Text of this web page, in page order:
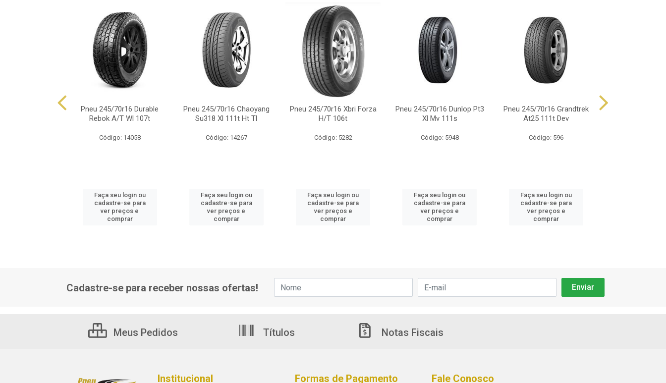
Pneu 245/70r16 Durable
Rebok A/T Wl 107t
Código: 14058
Faça seu login ou
cadastre-se para
ver preços e
comprar
Pneu 245/70r16 Chaoyang
Su318 Xl 111t Ht Tl
Código: 14267
Faça seu login ou
cadastre-se para
ver preços e
comprar
Pneu 245/70r16 Xbri Forza
H/T 106t
Código: 5282
Faça seu login ou
cadastre-se para
ver preços e
comprar
Pneu 245/70r16 Dunlop Pt3
Xl Mv 111s
Código: 5948
Faça seu login ou
cadastre-se para
ver preços e
comprar
Pneu 245/70r16 Grandtrek
At25 111t Dev
Código: 596
Faça seu login ou
cadastre-se para
ver preços e
comprar
Cadastre-se para receber nossas ofertas!
Meus Pedidos Títulos Notas Fiscais
Institucional Formas de Pagamento Fale Conosco